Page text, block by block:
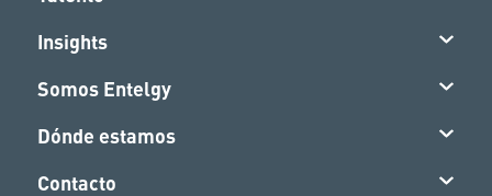
Insights
Somos Entelgy
Dónde estamos
Contacto